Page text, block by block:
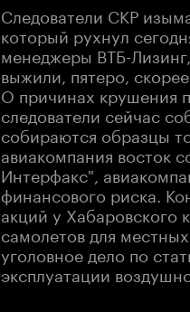
Следователи СКР
который рухнул
менеджеры ВТБ-
выжили, пятеро,
О причинах крушения
следователи сейчас
собираются образцы
авиакомпания восток
Интерфакс",
финансового риска.
акций у Хабаровского
самолетов для
уголовное дело по
эксплуатации